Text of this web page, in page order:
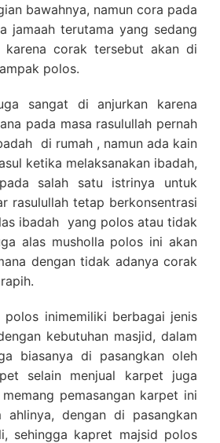
bawahnya, namun cora pada
jamaah terutama yang sedang
karena corak tersebut akan di
polos.
sangat di anjurkan karena
pada masa rasulullah pernah
di rumah , namun ada kain
ketika melaksanakan ibadah,
salah satu istrinya untuk
rasulullah tetap berkonsentrasi
ibadah yang polos atau tidak
alas musholla polos ini akan
dengan tidak adanya corak
inimemiliki berbagai jenis
kebutuhan masjid, dalam
biasanya di pasangkan oleh
selain menjual karpet juga
pemasangan karpet ini
dengan di pasangkan
sehingga kapret majsid polos